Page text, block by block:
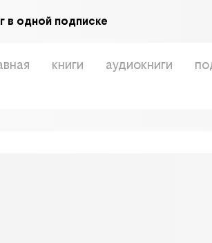
в одной подписке
книги аудиокниги